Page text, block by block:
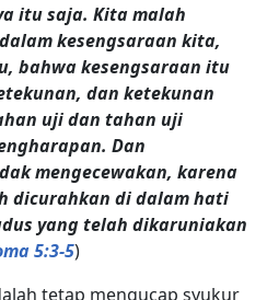
itu saja. Kita malah
kesengsaraan kita,
bahwa kesengsaraan itu
dan ketekunan
uji dan tahan uji
Dan
mengecewakan, karena
dicurahkan di dalam hati
yang telah dikaruniakan
5:3-5)
tetap mengucap syukur